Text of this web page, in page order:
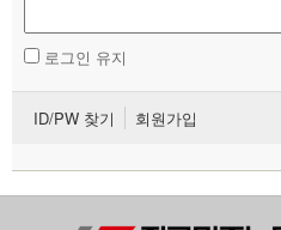
로그인 유지
ID/PW 찾기 회원가입
- 카드뉴스
부설기관